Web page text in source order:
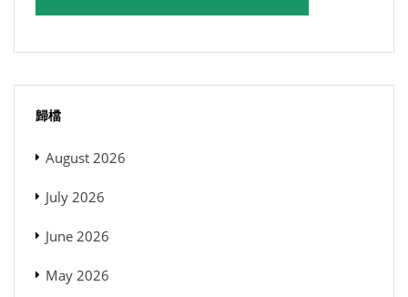
歸檔
August 2026
July 2026
June 2026
May 2026